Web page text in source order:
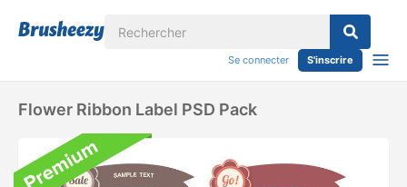
Se connecter S'inscrire
Flower Ribbon Label PSD Pack